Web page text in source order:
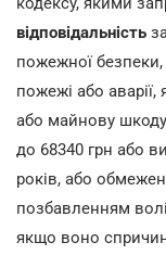
відповідальність
пожежної
пожежі або
або майнову
до 68340 грн або
років, або
позбавленням
якщо воно